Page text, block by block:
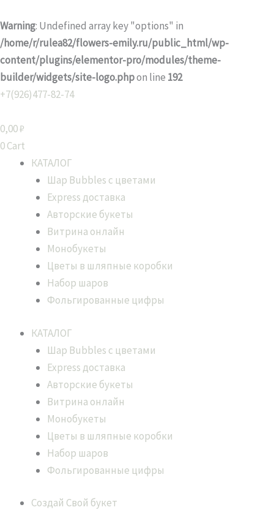
Warning: Undefined array key "options" in
/home/r/rulea82/flowers-emily.ru/public_html/wp-
content/plugins/elementor-pro/modules/theme-
builder/widgets/site-logo.phpon line 192
к
содержимому
+7(926)477-82-74
0,00₽
0Cart
КАТАЛОГ
Шар Bubbles с цветами
Express доставка
Авторские букеты
Витрина онлайн
Монобукеты
Цветы в шляпные коробки
Набор шаров
Фольгированные цифры
КАТАЛОГ
Шар Bubbles с цветами
Express доставка
Авторские букеты
Витрина онлайн
Монобукеты
Цветы в шляпные коробки
Набор шаров
Фольгированные цифры
Создай Свой букет